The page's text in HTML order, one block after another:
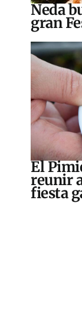
Neda
gran
El
reunir
fiesta